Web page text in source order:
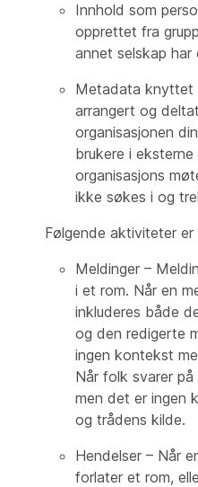
Innhold som
opprettet fra
annet selskap
Metadata knyttet
arrangert og
organisasjonen
brukere i eksterne
organisasjons
ikke søkes i og
Følgende aktiviteter
Meldinger –
i et rom. Når en
inkluderes både
og den redigerte
ingen kontekst
Når folk svarer
men det er ingen
og trådens kilde.
Hendelser – Når
forlater et rom,